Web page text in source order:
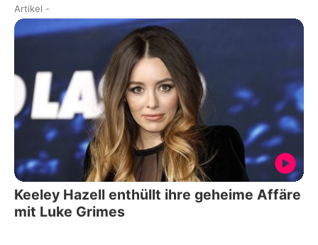
Artikel -
Keeley Hazell enthüllt ihre geheime Affäre
mit Luke Grimes